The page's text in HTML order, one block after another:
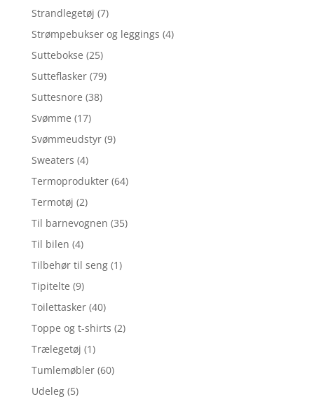
Strandlegetøj (7)
Strømpebukser og leggings (4)
Suttebokse (25)
Sutteflasker (79)
Suttesnore (38)
Svømme (17)
Svømmeudstyr (9)
Sweaters (4)
Termoprodukter (64)
Termotøj (2)
Til barnevognen (35)
Til bilen (4)
Tilbehør til seng (1)
Tipitelte (9)
Toilettasker (40)
Toppe og t-shirts (2)
Trælegetøj (1)
Tumlemøbler (60)
Udeleg (5)